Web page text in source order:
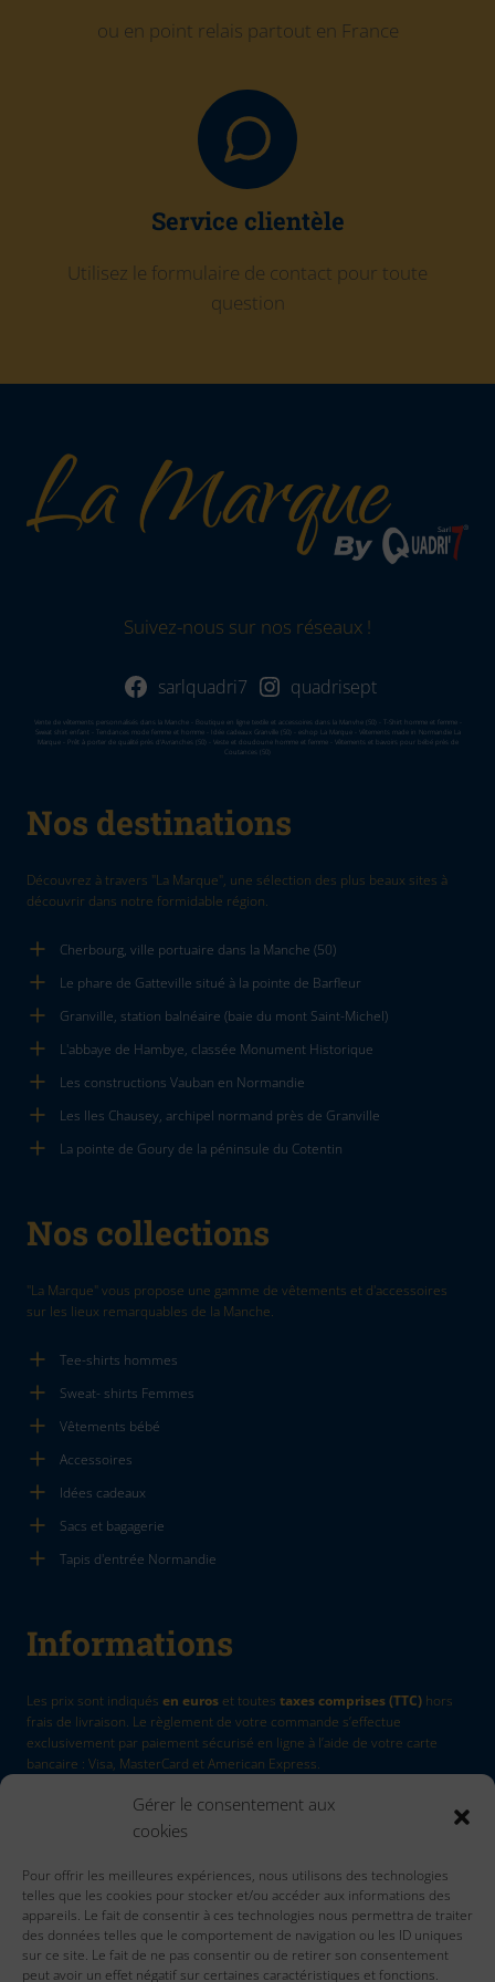
Gérer le consentement aux
cookies
Pour offrir les meilleures expériences, nous utilisons des technologies
telles que les cookies pour stocker et/ou accéder aux informations des
appareils. Le fait de consentir à ces technologies nous permettra de traiter
des données telles que le comportement de navigation ou les ID uniques
sur ce site. Le fait de ne pas consentir ou de retirer son consentement
peut avoir un effet négatif sur certaines caractéristiques et fonctions.
ou en point relais partout en France
Service clientèle
Utilisez le formulaire de contact pour toute
question
Suivez-nous sur nos réseaux !
sarlquadri7 quadrisept
Vente de vêtements personnalisés dans la Manche - Boutique en ligne textile et accessoires dans la Manvhe (50) - T-Shirt homme et femme -
Sweat shirt enfant - Tendances mode femme et homme - Idée cadeaux Granville (50) - eshop La Marque - Vêtements made in Normandie La
Marque - Prêt à porter de qualité près d'Avranches (50) - Veste et doudoune homme et femme - Vêtements et bavoirs pour bébé près de
Coutances (50)
Nos destinations
Découvrez à travers "La Marque", une sélection des plus beaux sites à
découvrir dans notre formidable région.
Cherbourg, ville portuaire dans la Manche (50)
Le phare de Gatteville situé à la pointe de Barfleur
Granville, station balnéaire (baie du mont Saint-Michel)
L'abbaye de Hambye, classée Monument Historique
Les constructions Vauban en Normandie
Les Iles Chausey, archipel normand près de Granville
La pointe de Goury de la péninsule du Cotentin
Nos collections
"La Marque" vous propose une gamme de vêtements et d'accessoires
sur les lieux remarquables de la Manche.
Tee-shirts hommes
Sweat- shirts Femmes
Vêtements bébé
Accessoires
Idées cadeaux
Sacs et bagagerie
Tapis d'entrée Normandie
Informations
Les prix sont indiqués en euros et toutes taxes comprises (TTC) hors
frais de livraison. Le règlement de votre commande s’effectue
exclusivement par paiement sécurisé en ligne à l’aide de votre carte
bancaire : Visa, MasterCard et American Express.
by Quadri7
Contactez nous
Accueil